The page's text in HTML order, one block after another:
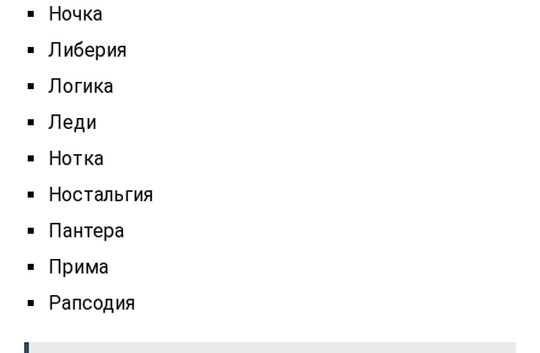
Ночка
Либерия
Логика
Леди
Нотка
Ностальгия
Пантера
Прима
Рапсодия